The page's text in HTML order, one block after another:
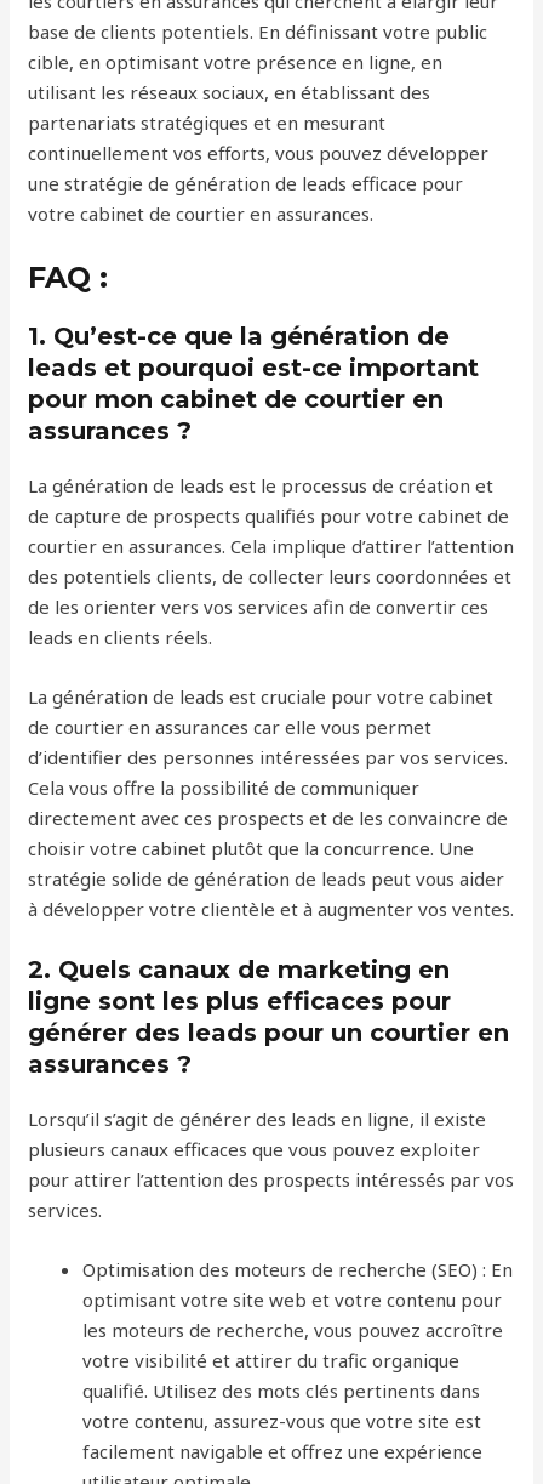
base de clients potentiels. En définissant votre public
cible, en optimisant votre présence en ligne, en
utilisant les réseaux sociaux, en établissant des
partenariats stratégiques et en mesurant
continuellement vos efforts, vous pouvez développer
une stratégie de génération de leads efficace pour
votre cabinet de courtier en assurances.
FAQ :
1. Qu’est-ce que la génération de
leads et pourquoi est-ce important
pour mon cabinet de courtier en
assurances ?
La génération de leads est le processus de création et
de capture de prospects qualifiés pour votre cabinet de
courtier en assurances. Cela implique d’attirer l’attention
des potentiels clients, de collecter leurs coordonnées et
de les orienter vers vos services afin de convertir ces
leads en clients réels.
La génération de leads est cruciale pour votre cabinet
de courtier en assurances car elle vous permet
d’identifier des personnes intéressées par vos services.
Cela vous offre la possibilité de communiquer
directement avec ces prospects et de les convaincre de
choisir votre cabinet plutôt que la concurrence. Une
stratégie solide de génération de leads peut vous aider
à développer votre clientèle et à augmenter vos ventes.
2. Quels canaux de marketing en
ligne sont les plus efficaces pour
générer des leads pour un courtier en
assurances ?
Lorsqu’il s’agit de générer des leads en ligne, il existe
plusieurs canaux efficaces que vous pouvez exploiter
pour attirer l’attention des prospects intéressés par vos
services.
Optimisation des moteurs de recherche (SEO) : En
optimisant votre site web et votre contenu pour
les moteurs de recherche, vous pouvez accroître
votre visibilité et attirer du trafic organique
qualifié. Utilisez des mots clés pertinents dans
votre contenu, assurez-vous que votre site est
facilement navigable et offrez une expérience